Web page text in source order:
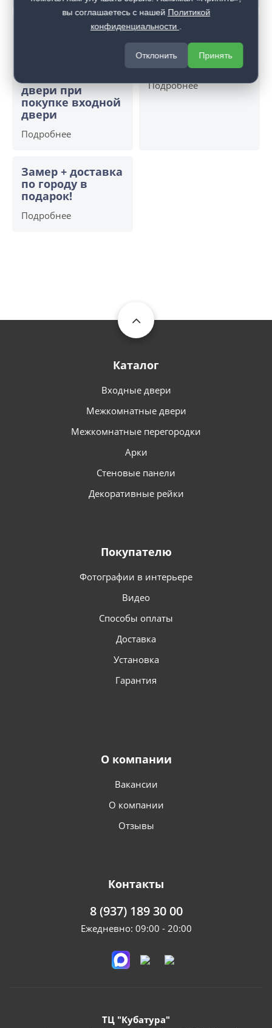
Открой двери
двери при
покупке входной
двери
Подробнее
Скрытый бонус -
выгода до 15% на
комплект
скрытых дверей
Подробнее
Замер + доставка
по городу в
подарок!
Подробнее
Каталог
Входные двери
Межкомнатные двери
Межкомнатные перегородки
Арки
Стеновые панели
Декоративные рейки
Покупателю
Фотографии в интерьере
Видео
Способы оплаты
Доставка
Установка
Гарантия
О компании
Вакансии
О компании
Отзывы
Контакты
8 (937) 189 30 00
Ежедневно: 09:00 - 20:00
ТЦ "Кубатура"
вы соглашаетесь с нашей Политикой
конфиденциальности
Отклонить Принять